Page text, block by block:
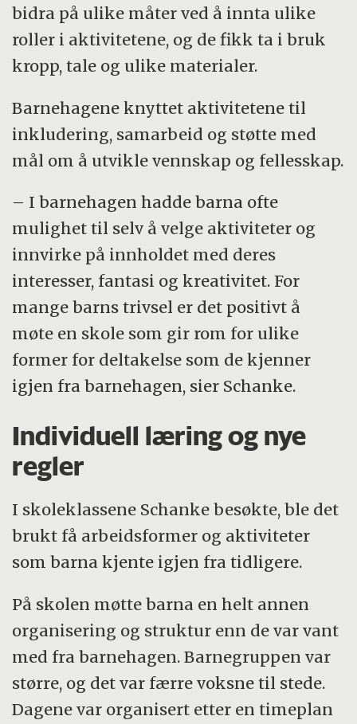
bidra på ulike måter ved å innta ulike
roller i aktivitetene, og de fikk ta i bruk
kropp, tale og ulike materialer.
Barnehagene knyttet aktivitetene til
inkludering, samarbeid og støtte med
mål om å utvikle vennskap og fellesskap.
– I barnehagen hadde barna ofte
mulighet til selv å velge aktiviteter og
innvirke på innholdet med deres
interesser, fantasi og kreativitet. For
mange barns trivsel er det positivt å
møte en skole som gir rom for ulike
former for deltakelse som de kjenner
igjen fra barnehagen, sier Schanke.
Individuell læring og nye
regler
I skoleklassene Schanke besøkte, ble det
brukt få arbeidsformer og aktiviteter
som barna kjente igjen fra tidligere.
På skolen møtte barna en helt annen
organisering og struktur enn de var vant
med fra barnehagen. Barnegruppen var
større, og det var færre voksne til stede.
Dagene var organisert etter en timeplan